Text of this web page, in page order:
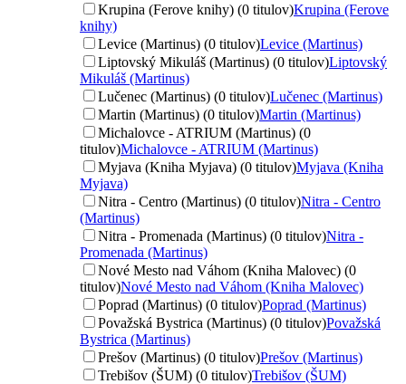
Krupina (Ferove knihy) (0 titulov)Krupina (Ferove
knihy)
Levice (Martinus) (0 titulov)Levice (Martinus)
Liptovský Mikuláš (Martinus) (0 titulov)Liptovský
Mikuláš (Martinus)
Lučenec (Martinus) (0 titulov)Lučenec (Martinus)
Martin (Martinus) (0 titulov)Martin (Martinus)
Michalovce - ATRIUM (Martinus) (0
titulov)Michalovce - ATRIUM (Martinus)
Myjava (Kniha Myjava) (0 titulov)Myjava (Kniha
Myjava)
Nitra - Centro (Martinus) (0 titulov)Nitra - Centro
(Martinus)
Nitra - Promenada (Martinus) (0 titulov)Nitra -
Promenada (Martinus)
Nové Mesto nad Váhom (Kniha Malovec) (0
titulov)Nové Mesto nad Váhom (Kniha Malovec)
Poprad (Martinus) (0 titulov)Poprad (Martinus)
Považská Bystrica (Martinus) (0 titulov)Považská
Bystrica (Martinus)
Prešov (Martinus) (0 titulov)Prešov (Martinus)
Trebišov (ŠUM) (0 titulov)Trebišov (ŠUM)